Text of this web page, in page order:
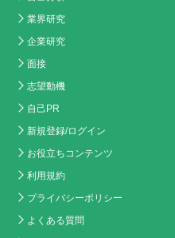
業界研究
企業研究
面接
志望動機
自己PR
新規登録/ログイン
お役立ちコンテンツ
利用規約
プライバシーポリシー
よくある質問